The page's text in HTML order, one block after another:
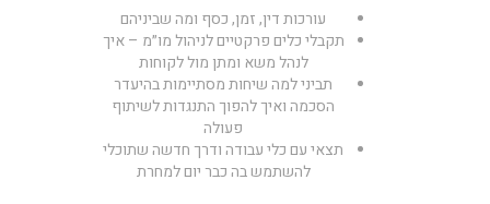
עורכות דין, זמן, כסף ומה שביניהם
תקבלי כלים פרקטיים לניהול מו״מ – איך
לנהל משא ומתן מול לקוחות
תביני למה שיחות מסתיימות בהיעדר
הסכמה ואיך להפוך התנגדות לשיתוף
פעולה
תצאי עם כלי עבודה ודרך חדשה שתוכלי
להשתמש בה כבר יום למחרת